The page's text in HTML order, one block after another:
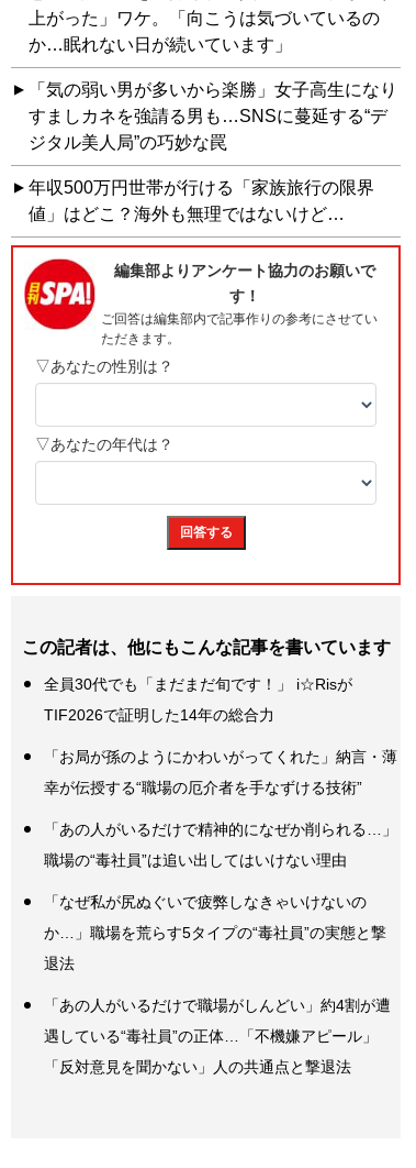
上がった」ワケ。「向こうは気づいているの
か…眠れない日が続いています」
「気の弱い男が多いから楽勝」女子高生になり
すましカネを強請る男も…SNSに蔓延する“デ
ジタル美人局”の巧妙な罠
年収500万円世帯が行ける「家族旅行の限界
値」はどこ？海外も無理ではないけど…
この記者は、他にもこんな記事を書いています
全員30代でも「まだまだ旬です！」 i☆Risが
TIF2026で証明した14年の総合力
「お局が孫のようにかわいがってくれた」納言・薄
幸が伝授する“職場の厄介者を手なずける技術”
「あの人がいるだけで精神的になぜか削られる…」
職場の“毒社員”は追い出してはいけない理由
「なぜ私が尻ぬぐいで疲弊しなきゃいけないの
か…」職場を荒らす5タイプの“毒社員”の実態と撃
退法
「あの人がいるだけで職場がしんどい」約4割が遭
遇している“毒社員”の正体…「不機嫌アピール」
「反対意見を聞かない」人の共通点と撃退法